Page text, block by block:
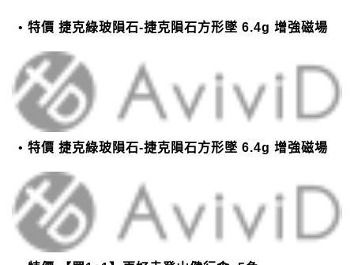
特價 捷克綠玻隕石-捷克隕石方形墜 6.4g 增強磁場
特價 捷克綠玻隕石-捷克隕石方形墜 6.4g 增強磁場